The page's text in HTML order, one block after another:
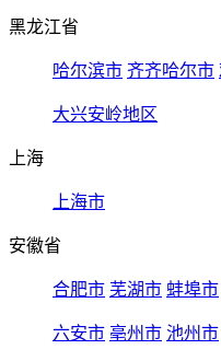
黑龙江省
哈尔滨市 齐齐哈尔市
大兴安岭地区
上海
上海市
安徽省
合肥市 芜湖市 蚌埠市
六安市 亳州市 池州市